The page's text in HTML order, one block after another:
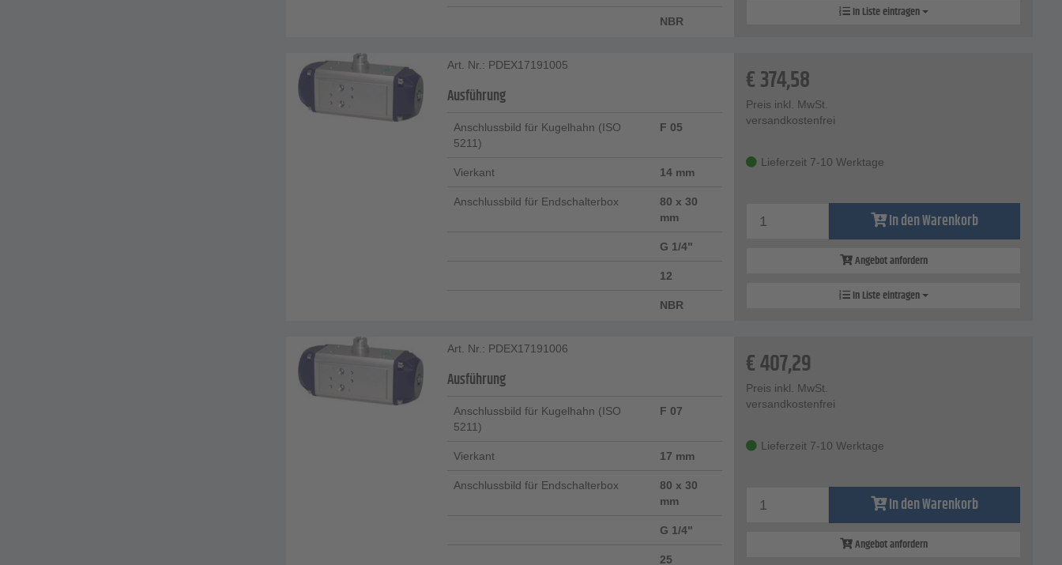
NBR
In Liste eintragen
Art. Nr.: PDEX17191005
Ausführung
Anschlussbild für Kugelhahn (ISO
5211)
F 05
Vierkant 14 mm
Anschlussbild für Endschalterbox
80 x 30
mm
G 1/4"
12
NBR
€374,58
Preis inkl. MwSt.
versandkostenfrei
Lieferzeit 7-10 Werktage
In den Warenkorb
Angebot anfordern
In Liste eintragen
Art. Nr.: PDEX17191006
Ausführung
Anschlussbild für Kugelhahn (ISO
5211)
F 07
Vierkant 17 mm
Anschlussbild für Endschalterbox
80 x 30
mm
G 1/4"
25
€407,29
Preis inkl. MwSt.
versandkostenfrei
Lieferzeit 7-10 Werktage
In den Warenkorb
Angebot anfordern